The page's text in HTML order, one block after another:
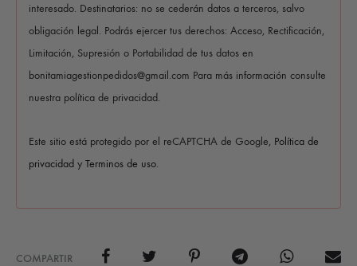
interesado. Destinatarios: no se cederán datos a terceros, salvo
obligación legal. Podrás ejercer tus derechos: Acceso, Rectificación,
Limitación, Supresión o Portabilidad de tus datos en
bonitamiagestionpedidos@gmail.com Para más información consulte
nuestra política de privacidad.
Este sitio está protegido por el reCAPTCHA de Google, Política de
privacidad y Terminos de uso.
COMPARTIR